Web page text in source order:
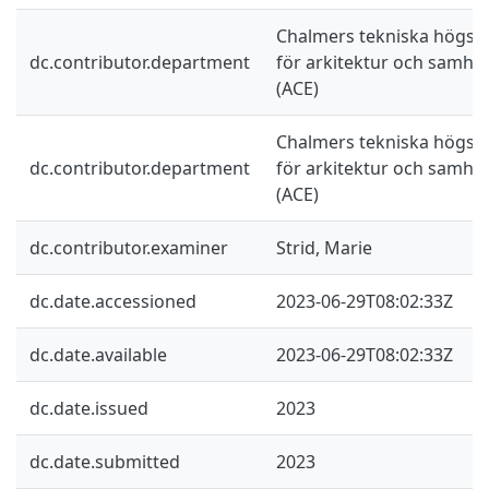
dc.contributor.department
Chalmers tekniska
för arkitektur och
(ACE)
dc.contributor.department
Chalmers tekniska
för arkitektur och
(ACE)
dc.contributor.examiner Strid, Marie
dc.date.accessioned 2023-06-29T08:02:33Z
dc.date.available 2023-06-29T08:02:33Z
dc.date.issued 2023
dc.date.submitted 2023